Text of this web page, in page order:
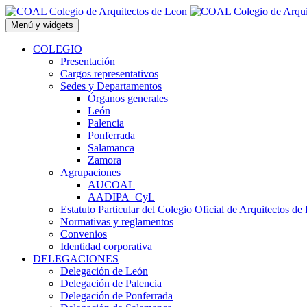
Saltar
al
contenido
Menú y widgets
COLEGIO
Presentación
Cargos representativos
Sedes y Departamentos
Órganos generales
León
Palencia
Ponferrada
Salamanca
Zamora
Agrupaciones
AUCOAL
AADIPA_CyL
Estatuto Particular del Colegio Oficial de Arquitectos de
Normativas y reglamentos
Convenios
Identidad corporativa
DELEGACIONES
Delegación de León
Delegación de Palencia
Delegación de Ponferrada